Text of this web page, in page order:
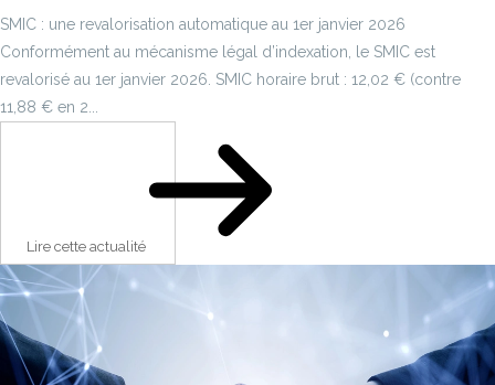
SMIC : une revalorisation automatique au 1er janvier 2026
Conformément au mécanisme légal d’indexation, le SMIC est
revalorisé au 1er janvier 2026. SMIC horaire brut : 12,02 € (contre
11,88 € en 2...
Lire cette actualité